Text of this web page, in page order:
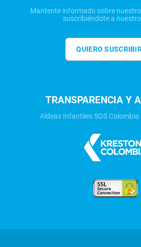
Mantente informado sobre
suscribiéndote a
QUIERO
TRANSPARENCIA Y
Aldeas Infantiles SOS